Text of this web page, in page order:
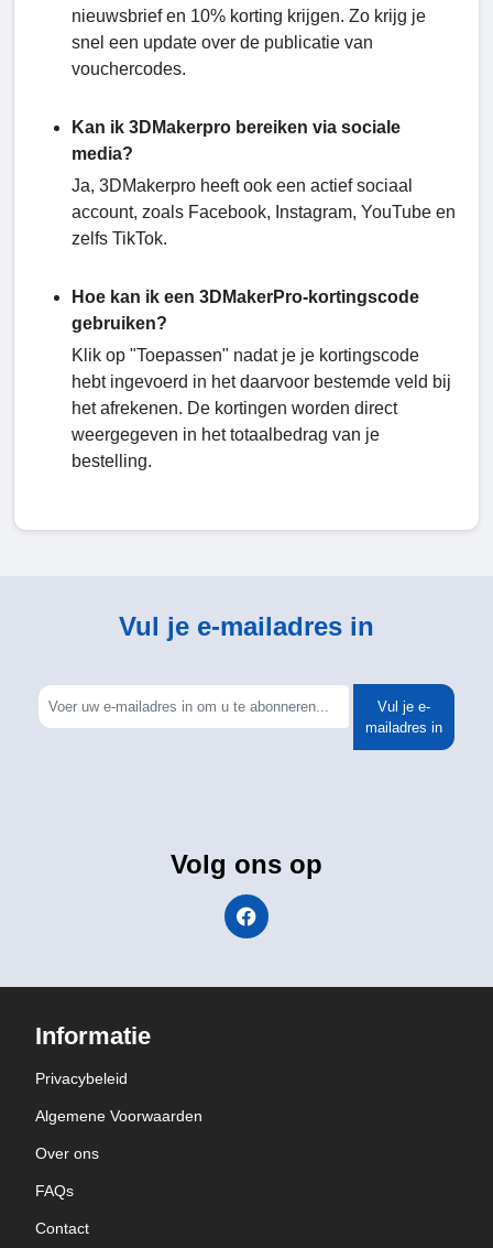
nieuwsbrief en 10% korting krijgen. Zo krijg je
snel een update over de publicatie van
vouchercodes.
Kan ik 3DMakerpro bereiken via sociale
media?
Ja, 3DMakerpro heeft ook een actief sociaal
account, zoals Facebook, Instagram, YouTube en
zelfs TikTok.
Hoe kan ik een 3DMakerPro-kortingscode
gebruiken?
Klik op "Toepassen" nadat je je kortingscode
hebt ingevoerd in het daarvoor bestemde veld bij
het afrekenen. De kortingen worden direct
weergegeven in het totaalbedrag van je
bestelling.
Vul je e-mailadres in
Vul je e-
mailadres in
Volg ons op
Informatie
Privacybeleid
Algemene Voorwaarden
Over ons
FAQs
Contact